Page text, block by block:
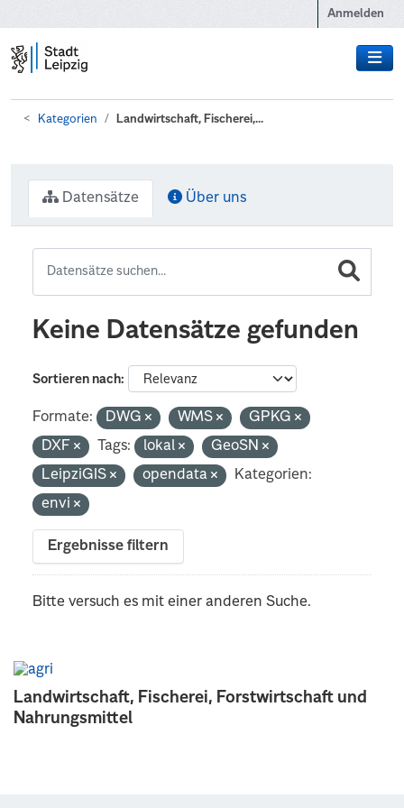
Anmelden
Kategorien Landwirtschaft, Fischerei,...
Landwirtschaft, Fischerei, Forstwirtschaft und
Nahrungsmittel
Datensätze Über uns
Keine Datensätze gefunden
Sortieren nach
Formate: DWG WMS
GPKG
DXF
Tags: lokal
GeoSN
LeipziGIS
opendata
Kategorien:
envi
Ergebnisse filtern
Bitte versuch es mit einer anderen Suche.